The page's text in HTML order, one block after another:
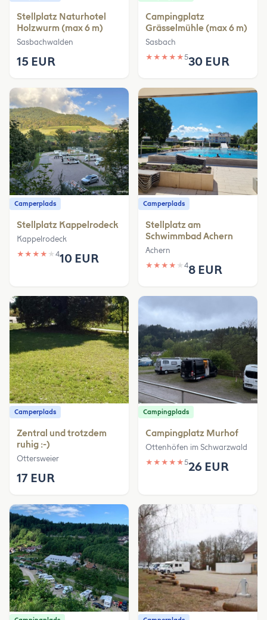
Stellplatz Naturhotel
Holzwurm (max 6 m)
Sasbachwalden
15 EUR
Campingplatz
Grässelmühle (max 6 m)
Sasbach
★ ★ ★ ★ ★530 EUR
Camperplads
Stellplatz Kappelrodeck
Kappelrodeck
★ ★ ★ ★ ★ 410 EUR
Camperplads
Stellplatz am
Schwimmbad Achern
Achern
★ ★ ★ ★ ★ 48 EUR
Camperplads
Zentral und trotzdem
ruhig :-)
Ottersweier
17 EUR
Campingplads
Campingplatz Murhof
Ottenhöfen im Schwarzwald
★ ★ ★ ★ ★526 EUR